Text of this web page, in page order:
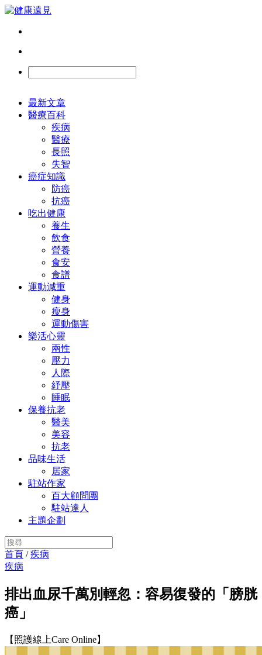
最新文章
醫療百科
疾病
醫療
長照
失智
癌症知識
防癌
抗癌
吃出健康
養生
飲食
營養
食安
食譜
運動減重
健身
瘦身
運動傷害
樂活心靈
兩性
壓力
人際
紓壓
睡眠
保養抗老
醫美
美容
抗老
品味生活
居家
駐站作家
百大顧問團
駐站達人
主題企劃
首頁 /疾病
疾病
排出血尿千萬別輕忽：容易復發的「膀胱
癌」
【照護線上Care Online】